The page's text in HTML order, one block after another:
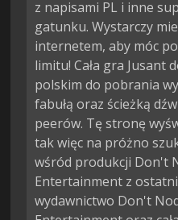
z napisami PL i inne
gatunku. Wystarczy
internetem, aby móc
limitu! Cała gra Jusant
polskim do pobrania
fabułą oraz ścieżką
peerów. Tę stronę
tak więc na próżno
wśród produkcji Don't
Entertainment z
wydawnictwo Don't